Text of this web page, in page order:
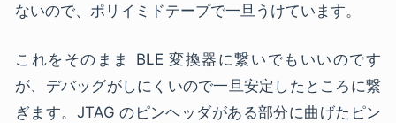
ないので、ポリイミドテープで一旦うけています。
これをそのまま BLE 変換器に繋いでもいいのです
が、デバッグがしにくいので一旦安定したところに繋
ぎます。JTAG のピンヘッダがある部分に曲げたピン